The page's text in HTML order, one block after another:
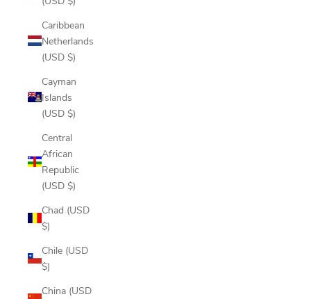
Caribbean
Netherlands
(USD $)
Cayman
Islands
(USD $)
Central
African
Republic
(USD $)
Chad (USD
$)
Chile (USD
$)
China (USD